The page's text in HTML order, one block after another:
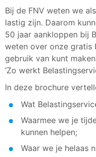
Bij de FNV weten we
lastig zijn. Daarom
50 jaar aankloppen bij
weten over onze gratis
gebruik van kunt
‘Zo werkt
In deze brochure
Wat
Waarmee we je
kunnen helpen;
Waar we je helaas